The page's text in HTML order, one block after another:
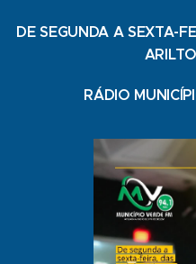
DE SEGUNDA A SEXTA-
RÁDIO